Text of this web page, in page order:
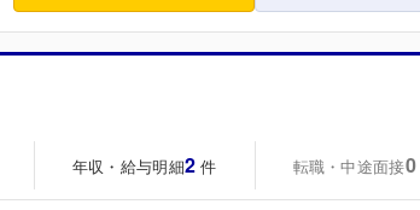
年収・給与明細2 件 転職・中途面接0